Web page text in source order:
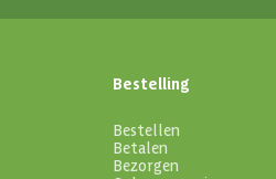
Bestelling
Bestellen
Betalen
Bezorgen